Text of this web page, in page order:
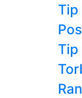
Tip
Tip